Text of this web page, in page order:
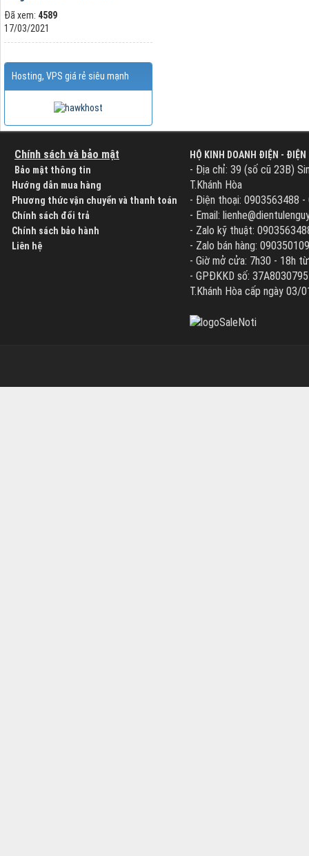
Đã xem: 4589
17/03/2021
Hosting, VPS giá rẻ siêu mạnh
Chính sách và bảo mật
Bảo mật thông tin
Hướng dẫn mua hàng
Phương thức vận chuyển và thanh toán
Chính sách đổi trả
Chính sách bảo hành
Liên hệ
HỘ KINH DOANH ĐIỆN - ĐIỆN
- Địa chỉ: 39 (số cũ 23B)
T.Khánh Hòa
- Điện thoại: 0903563488
- Email:
- Zalo kỹ thuật:
- Zalo bán hàng:
- Giờ mở cửa: 7h30 - 18h
- GPĐKKD số:
T.Khánh Hòa cấp ngày 03/